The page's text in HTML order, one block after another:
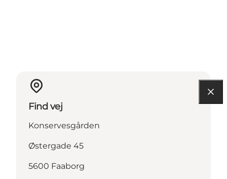
Find vej
Konservesgården
Østergade 45
5600 Faaborg